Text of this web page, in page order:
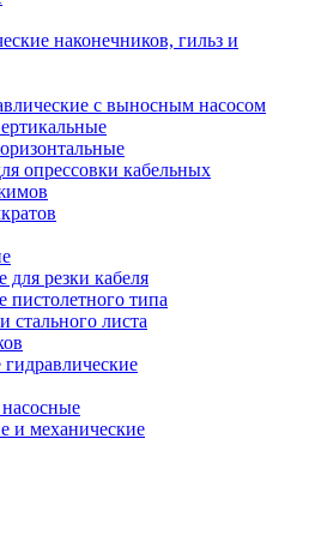
наконечников, гильз и
с выносным насосом
опрессовки кабельных
резки кабеля
типа
листа
и механические